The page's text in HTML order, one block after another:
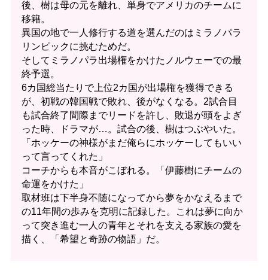
後、樹は母の元を離れ、単身でアメリカのチームに
移籍。
異国の地で一人修行する道を選んだのはミラノパラ
リンピックに挑むためだ。
そしてミラノパラ出場権をかけたノルウェーでの最
終予選。
6カ国総当たりで上位2カ国が出場権を獲得できる
が、初戦の韓国戦で敗れ、後がなくなる。2試合目
も試合終了間際までリードを許し、敗退が頭をよぎ
った時、ドラマが…。試合の後、樹はつぶやいた。
「ホッケーの神様がまだ俺らにホッケーしてもいい
って言ってくれた」
コーチからも本音がこぼれる。「伊藤樹にチームの
命運をかけた」
取材班は下半身不随になってから夢をかなえるまで
の11年間の歩みを克明に記録した。これは夢に向か
って突き進む一人の青年とそれを支える家族の愛を
描く、「希望と奇跡の物語」だ。